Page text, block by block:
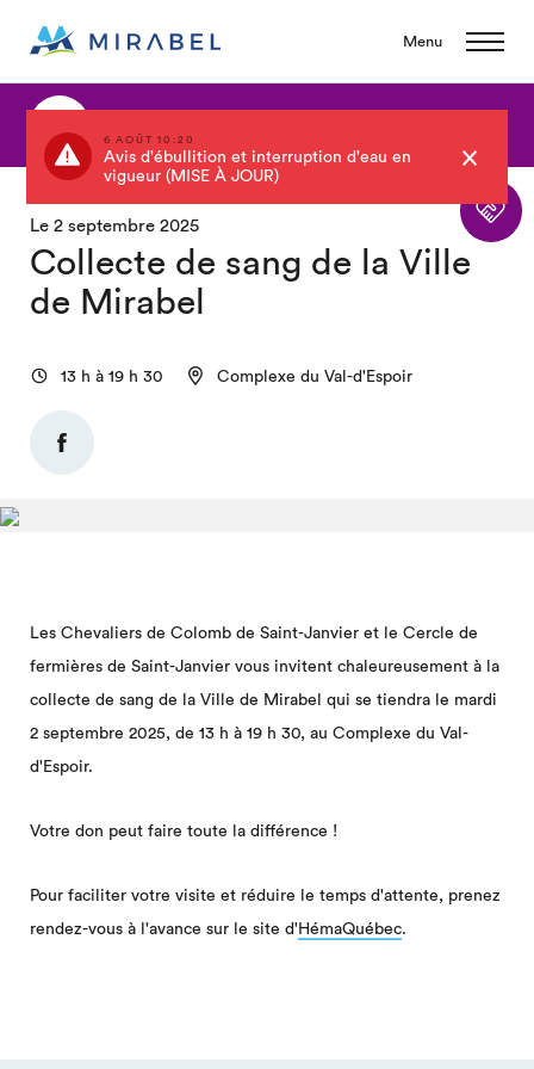
Menu
6 AOÛT 10:20
Avis d'ébullition et interruption d'eau en
vigueur (MISE À JOUR)
Le 2 septembre 2025
Collecte de sang de la Ville
de Mirabel
13 h à 19 h 30 Complexe du Val-d'Espoir
Les Chevaliers de Colomb de Saint-Janvier et le Cercle de
fermières de Saint-Janvier vous invitent chaleureusement à la
collecte de sang de la Ville de Mirabel qui se tiendra le mardi
2 septembre 2025, de 13 h à 19 h 30, au Complexe du Val-
d'Espoir.
Votre don peut faire toute la différence !
Pour faciliter votre visite et réduire le temps d'attente, prenez
rendez-vous à l'avance sur le site d'HémaQuébec.